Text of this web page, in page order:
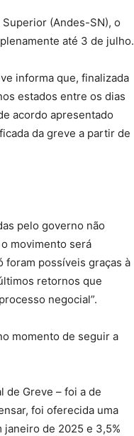
(Andes-SN), o
até 3 de julho.
informa que, finalizada
estados entre os dias
acordo apresentado
da greve a partir de
pelo governo não
movimento será
foram possíveis graças à
retornos que
negocial”.
momento de seguir a
de Greve – foi a de
foi oferecida uma
janeiro de 2025 e 3,5%